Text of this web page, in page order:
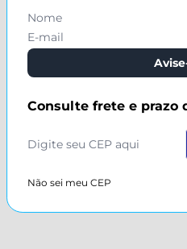
Consulte frete e prazo
Não sei meu CEP